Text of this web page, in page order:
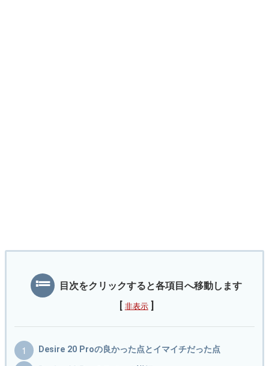
目次をクリックすると各項目へ移動します
非表示
Desire 20 Proの良かった点とイマイチだった点